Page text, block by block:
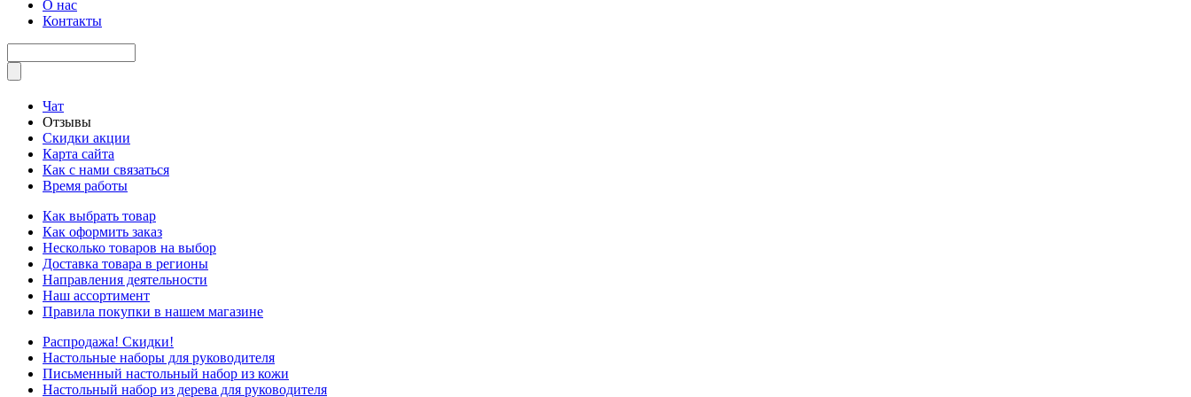
О нас
Контакты
Чат
Отзывы
Скидки акции
Карта сайта
Как с нами связаться
Время работы
Как выбрать товар
Как оформить заказ
Несколько товаров на выбор
Доставка товара в регионы
Направления деятельности
Наш ассортимент
Правила покупки в нашем магазине
Распродажа! Скидки!
Настольные наборы для руководителя
Письменный настольный набор из кожи
Настольный набор из дерева для руководителя